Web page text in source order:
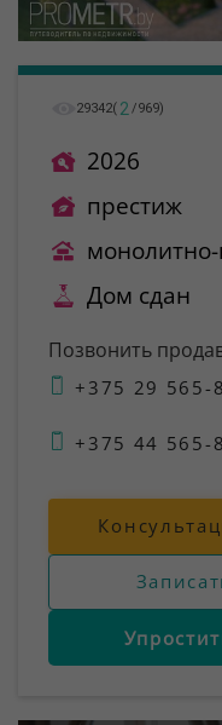
29342( 2 /969)
2026
престиж
Дом сдан
Позвонить
+375 29 565-
+375 44 565-